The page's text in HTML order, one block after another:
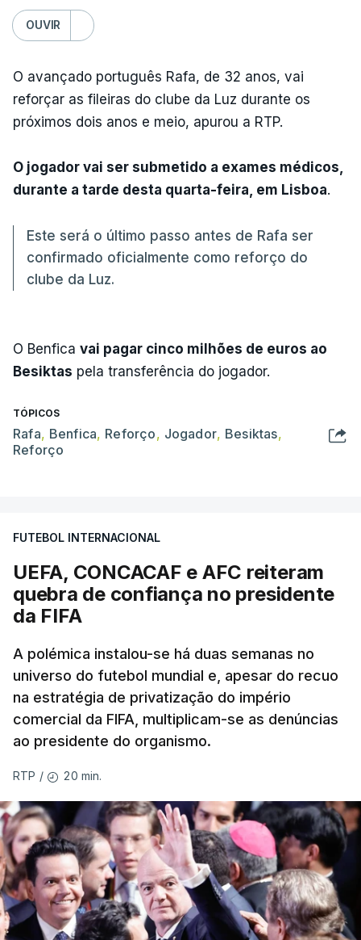
OUVIR
O avançado português Rafa, de 32 anos, vai
reforçar as fileiras do clube da Luz durante os
próximos dois anos e meio, apurou a RTP.
O jogador vai ser submetido a exames médicos,
durante a tarde desta quarta-feira, em Lisboa.
Este será o último passo antes de Rafa ser
confirmado oficialmente como reforço do
clube da Luz.
O Benfica vai pagar cinco milhões de euros ao
Besiktas pela transferência do jogador.
TÓPICOS
Rafa, Benfica, Reforço, Jogador, Besiktas,
Reforço
FUTEBOL INTERNACIONAL
UEFA, CONCACAF e AFC reiteram
quebra de confiança no presidente
da FIFA
A polémica instalou-se há duas semanas no
universo do futebol mundial e, apesar do recuo
na estratégia de privatização do império
comercial da FIFA, multiplicam-se as denúncias
ao presidente do organismo.
RTP / 20 min.